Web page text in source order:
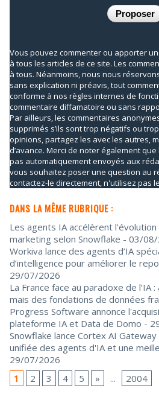
Vous pouvez commenter ou apporter
à tous les articles de ce site. Les
à tous. Néanmoins, nous nous
sans explication ni préavis, tout
conforme à nos règles internes de
commentaire diffamatoire ou sans
Par ailleurs, les commentaires
supprimés s’ils sont trop négatifs ou
opinions, partagez les avec les autres,
d’avance. Merci de noter également
pas automatiquement envoyés aux
vous souhaitez poser une question au
contactez-le directement, n'utilisez pas
DANS LA MÊME RUBRIQUE :
Les agents IA accélèrent
marketing selon Snowflake - 03/
Workiva lance des agents d’IA
d’intelligence pour améliorer le
29/07/2026
La France face au paradoxe de l’IA
mais des fondations de données
Progress Software annonce
plateforme IA et Data de Domo -
Snowflake lance Cortex AI
unifiée des agents d'IA et une
29/07/2026
1
2 3 4 5 » ... 2004